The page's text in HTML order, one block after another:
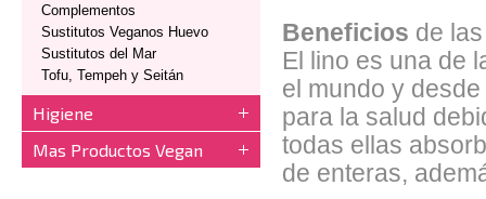
Complementos
Sustitutos Veganos Huevo
Sustitutos del Mar
Tofu, Tempeh y Seitán
Higiene
Mas Productos Vegan
Beneficios de
El lino es una de
el mundo y
para la salud
todas ellas
de enteras,